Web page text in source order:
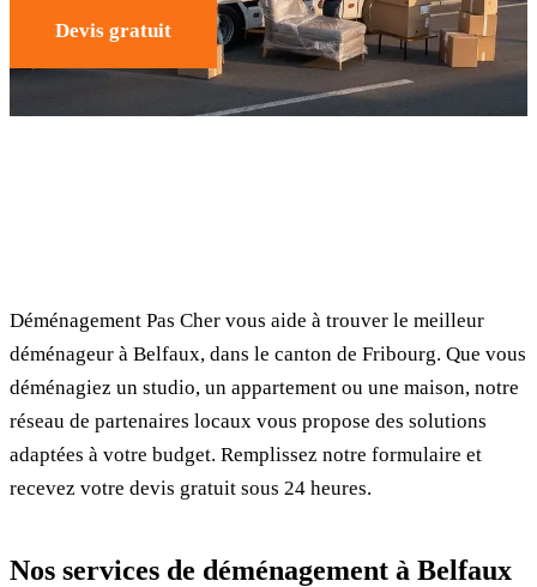
Devis gratuit
Déménagement Pas Cher vous aide à trouver le meilleur
déménageur à Belfaux, dans le canton de Fribourg. Que vous
déménagiez un studio, un appartement ou une maison, notre
réseau de partenaires locaux vous propose des solutions
adaptées à votre budget. Remplissez notre formulaire et
recevez votre devis gratuit sous 24 heures.
Nos services de déménagement à Belfaux